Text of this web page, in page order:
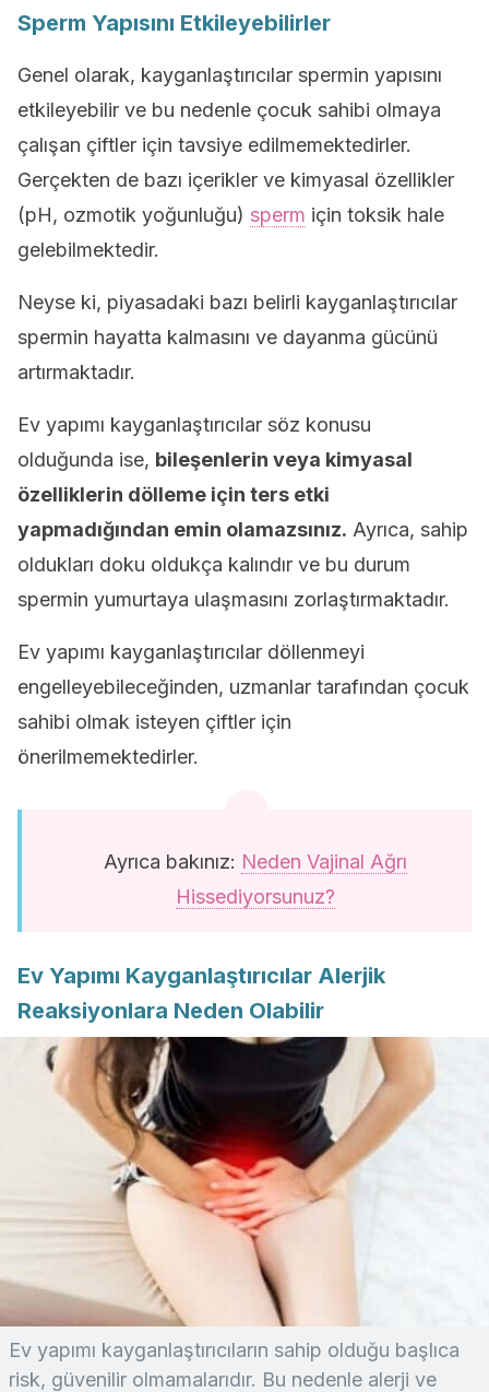
Sperm Yapısını Etkileyebilirler
Genel olarak, kayganlaştırıcılar spermin yapısını
etkileyebilir ve bu nedenle çocuk sahibi olmaya
çalışan çiftler için tavsiye edilmemektedirler.
Gerçekten de bazı içerikler ve kimyasal özellikler
(pH, ozmotik yoğunluğu) sperm için toksik hale
gelebilmektedir.
Neyse ki, piyasadaki bazı belirli kayganlaştırıcılar
spermin hayatta kalmasını ve dayanma gücünü
artırmaktadır.
Ev yapımı kayganlaştırıcılar söz konusu
olduğunda ise, bileşenlerin veya kimyasal
özelliklerin dölleme için ters etki
yapmadığından emin olamazsınız. Ayrıca, sahip
oldukları doku oldukça kalındır ve bu durum
spermin yumurtaya ulaşmasını zorlaştırmaktadır.
Ev yapımı kayganlaştırıcılar döllenmeyi
engelleyebileceğinden, uzmanlar tarafından çocuk
sahibi olmak isteyen çiftler için
önerilmemektedirler.
Ayrıca bakınız: Neden Vajinal Ağrı
Hissediyorsunuz?
Ev Yapımı Kayganlaştırıcılar Alerjik
Reaksiyonlara Neden Olabilir
Ev yapımı kayganlaştırıcıların sahip olduğu başlıca
risk, güvenilir olmamalarıdır. Bu nedenle alerji ve